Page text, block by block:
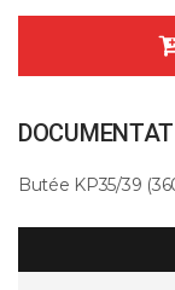
Butée KP35/39